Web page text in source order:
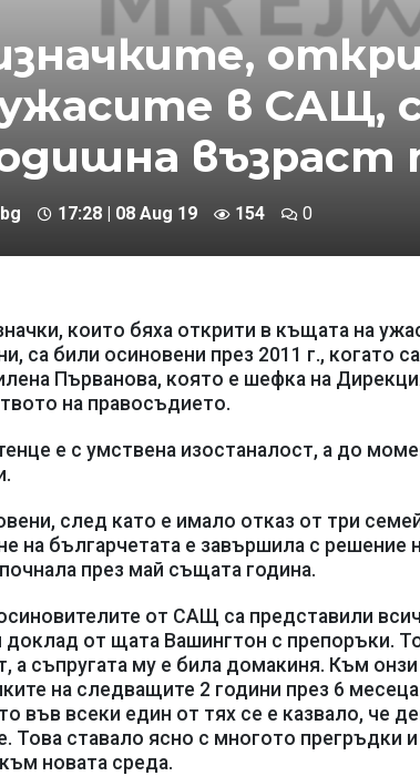
в САЩ,
възраст
17:28 | 08 Aug 19 154 0
които бяха открити в къщата на
са били осиновени през 2011 г., когато
Първанова, която е шефка на
на правосъдието.
е с умствена изостаналост, а до
след като е имало отказ от три
на българчетата е завършила с
през май същата година.
от САЩ са представили
доклад от щата Вашингтон с препоръки.
а съпругата му е била домакиня. Към
на следващите 2 години през 6
във всеки един от тях се е казвало, че
Това ставало ясно с многото прегръдки
новата среда.